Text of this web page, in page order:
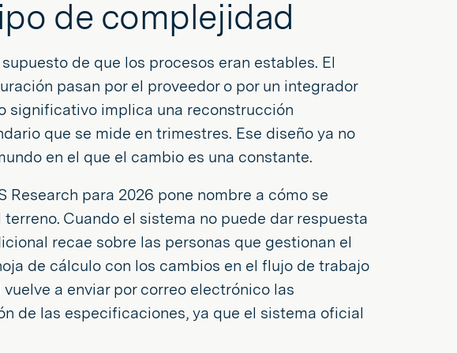
de complejidad
de que los procesos eran estables. El
pasan por el proveedor o por un integrador
significativo implica una reconstrucción
que se mide en trimestres. Ese diseño ya no
en el que el cambio es una constante.
Research para 2026 pone nombre a cómo se
Cuando el sistema no puede dar respuesta
recae sobre las personas que gestionan el
de cálculo con los cambios en el flujo de trabajo
a enviar por correo electrónico las
de las especificaciones, ya que el sistema oficial